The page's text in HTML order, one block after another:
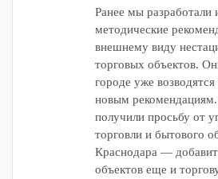
Ранее мы разработали
методические
внешнему виду
торговых объектов.
городе уже
новым
получили просьбу от
торговли и бытового
Краснодара —
объектов еще и